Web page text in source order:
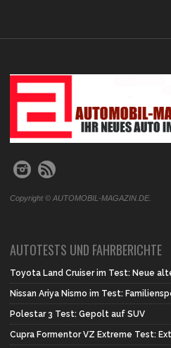
Copyright © AUTOMOBIL-MAGAZIN.DE.
AUTOTESTS UND FAHRBERICHTE
Toyota Land Cruiser im Test: Neue
Nissan Ariya Nismo im Test:
Polestar 3 Test: Gepolt auf SUV
Cupra Formentor VZ Extreme Test: